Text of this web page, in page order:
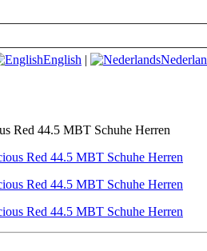
English |
Red 44.5 MBT Schuhe Herren